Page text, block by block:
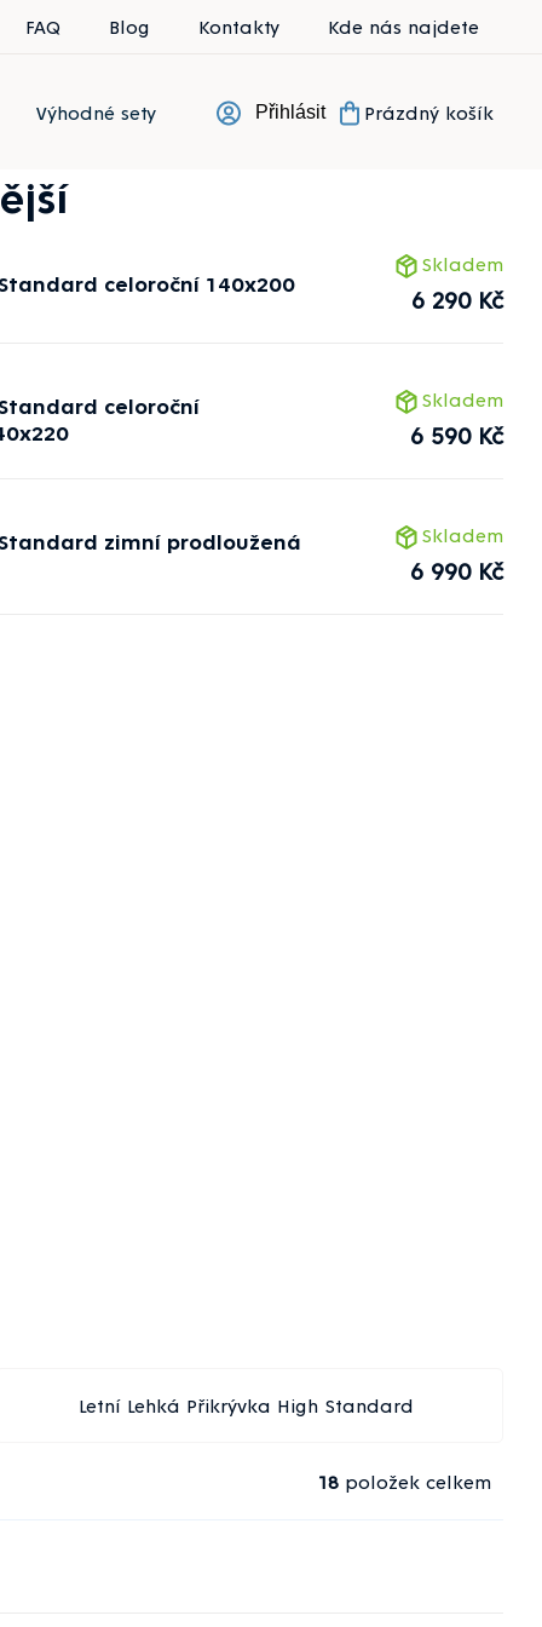
FAQ Blog Kontakty Kde nás najdete
Přihlásit
Nákupní
Prázdný košík
Výhodné sety
Letní Lehká Přikrývka High Standard
celoroční 140x200
Skladem
6 290 Kč
celoroční
Skladem
6 590 Kč
zimní prodloužená
Skladem
6 990 Kč
18 položek celkem